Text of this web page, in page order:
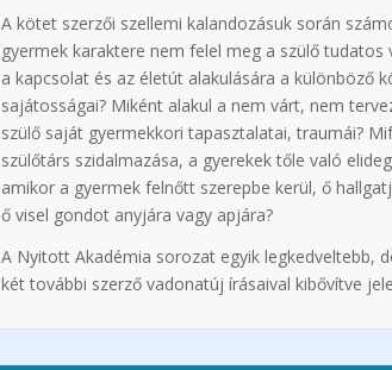
A kötet szerzői szellemi kalandozásuk során
gyermek karaktere nem felel meg a szülő
a kapcsolat és az életút alakulására a különböző
sajátosságai? Miként alakul a nem várt, nem
szülő saját gyermekkori tapasztalatai, traumái?
szülőtárs szidalmazása, a gyerekek tőle való
amikor a gyermek felnőtt szerepbe kerül, ő
ő visel gondot anyjára vagy apjára?
A Nyitott Akadémia sorozat egyik legkedveltebb,
két további szerző vadonatúj írásaival kibővítve